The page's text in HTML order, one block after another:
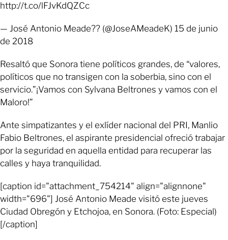
http://t.co/lFJvKdQZCc
— José Antonio Meade?? (@JoseAMeadeK) 15 de junio
de 2018
Resaltó que Sonora tiene políticos grandes, de “valores,
políticos que no transigen con la soberbia, sino con el
servicio.”¡Vamos con Sylvana Beltrones y vamos con el
Maloro!”
Ante simpatizantes y el exlíder nacional del PRI, Manlio
Fabio Beltrones, el aspirante presidencial ofreció trabajar
por la seguridad en aquella entidad para recuperar las
calles y haya tranquilidad.
[caption id="attachment_754214" align="alignnone"
width="696"] José Antonio Meade visitó este jueves
Ciudad Obregón y Etchojoa, en Sonora. (Foto: Especial)
[/caption]